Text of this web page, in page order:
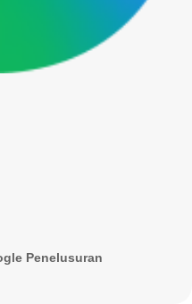
Penelusuran